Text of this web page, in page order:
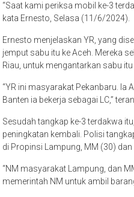
“Saat kami periksa mobil ke-3
kata Ernesto, Selasa (11/6/2024).
Ernesto menjelaskan YR, yang
jemput sabu itu ke Aceh. Mereka
Riau, untuk mengantarkan sabu
“YR ini masyarakat Pekanbaru. Ia
Banten ia bekerja sebagai LC,”
Sesudah tangkap ke-3 terdakwa
peningkatan kembali. Polisi
di Propinsi Lampung, MM (30) dan
“NM masyarakat Lampung, dan
memerintah NM untuk ambil